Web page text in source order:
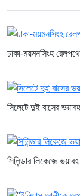
ঢাকা-ময়মনসিংহ
সিলেটে দুই বাসের
সিলিন্ডার লিকেজে